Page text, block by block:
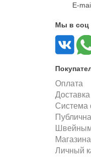
E-
Мы в соц
Оплата
Доставка
Система
Личный